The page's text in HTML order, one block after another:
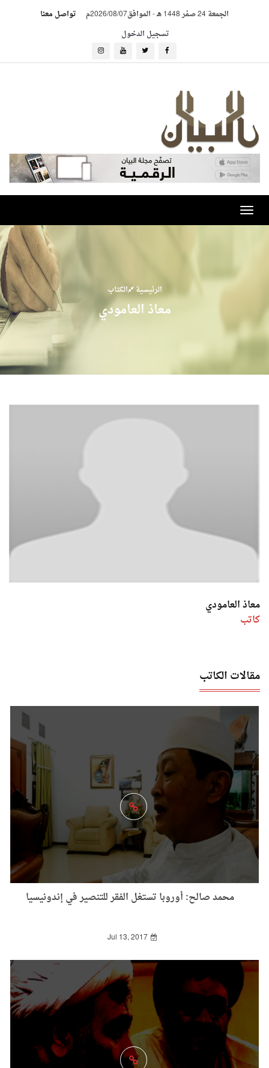
الجمعة 24 صفر 1448 هـ -الموافق2026/08/07م
تواصل معنا
تسجيل الدخول
Toggle
navigation
الرئيسية الكتاب
معاذ العامودي
معاذ العامودي
كاتب
مقالات الكاتب
محمد صالح: أوروبا تستغل الفقر للتنصير في إندونيسيا
Jul 13, 2017